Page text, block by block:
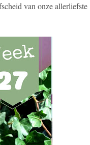
van onze allerliefste